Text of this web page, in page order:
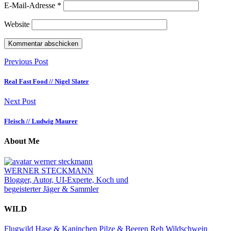
E-Mail-Adresse *
Website
Previous Post
Real Fast Food // Nigel Slater
Next Post
Fleisch // Ludwig Maurer
About Me
WERNER STECKMANN
Blogger, Autor, UI-Experte, Koch und
begeisterter Jäger & Sammler
WILD
Flugwild Hase & Kaninchen Pilze & Beeren Reh Wildschwein